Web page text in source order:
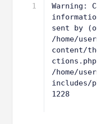
1
Warning:
sent by
/home/
content/
/home/
includes/
1228